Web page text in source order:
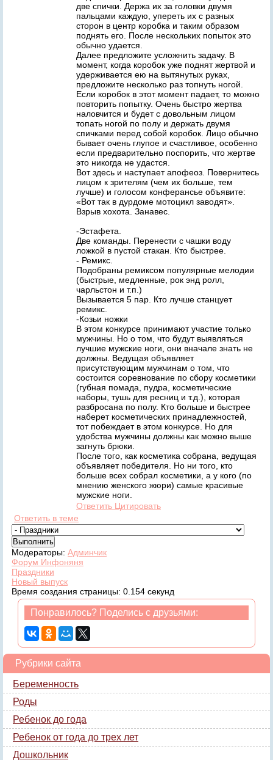
две спички. Держа их за головки двумя
пальцами каждую, упереть их с разных
сторон в центр коробка и таким образом
поднять его. После нескольких попыток это
обычно удается.
Далее предложите усложнить задачу. В
момент, когда коробок уже поднят жертвой и
удерживается ею на вытянутых руках,
предложите несколько раз топнуть ногой.
Если коробок в этот момент падает, то можно
повторить попытку. Очень быстро жертва
наловчится и будет с довольным лицом
топать ногой по полу и держать двумя
спичками перед собой коробок. Лицо обычно
бывает очень глупое и счастливое, особенно
если предварительно поспорить, что жертве
это никогда не удастся.
Вот здесь и наступает апофеоз. Повернитесь
лицом к зрителям (чем их больше, тем
лучше) и голосом конферансье объявите:
«Вот так в дурдоме мотоцикл заводят».
Взрыв хохота. Занавес.
-Эстафета.
Две команды. Перенести с чашки воду
ложкой в пустой стакан. Кто быстрее.
- Ремикс.
Подобраны ремиксом популярные мелодии
(быстрые, медленные, рок энд ролл,
чарльстон и т.п.)
Вызывается 5 пар. Кто лучше станцует
ремикс.
-Козьи ножки
В этом конкурсе принимают участие только
мужчины. Но о том, что будут выявляться
лучшие мужские ноги, они вначале знать не
должны. Ведущая объявляет
присутствующим мужчинам о том, что
состоится соревнование по сбору косметики
(губная помада, пудра, косметические
наборы, тушь для ресниц и т.д.), которая
разбросана по полу. Кто больше и быстрее
наберет косметических принадлежностей,
тот побеждает в этом конкурсе. Но для
удобства мужчины должны как можно выше
загнуть брюки.
После того, как косметика собрана, ведущая
объявляет победителя. Но ни того, кто
больше всех собрал косметики, а у кого (по
мнению женского жюри) самые красивые
мужские ноги.
Ответить Цитировать
Ответить в теме
Модераторы: Админчик
Форум Инфоняня
Праздники
Новый выпуск
Время создания страницы: 0.154 секунд
Понравилось? Поделись с друзьями:
Рубрики сайта
Беременность
Роды
Ребенок до года
Ребенок от года до трех лет
Дошкольник